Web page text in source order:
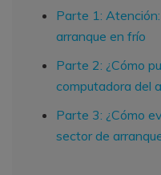
Parte 1:
arranque en frío
Parte 2: ¿Cómo
computadora del
Parte 3: ¿Cómo
sector de